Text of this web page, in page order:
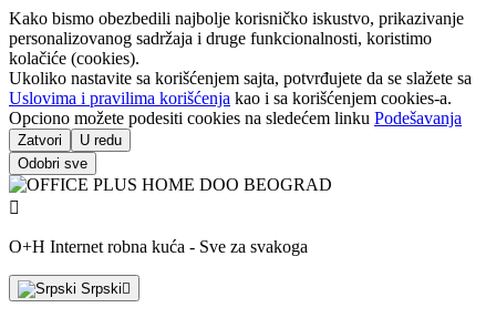
Kako bismo obezbedili najbolje korisničko iskustvo, prikazivanje
personalizovanog sadržaja i druge funkcionalnosti, koristimo
kolačiće (cookies).
Ukoliko nastavite sa korišćenjem sajta, potvrđujete da se slažete sa
Uslovima i pravilima korišćenja kao i sa korišćenjem cookies-a.
Opciono možete podesiti cookies na sledećem linku Podešavanja
Zatvori
U redu
Odobri sve

O+H Internet robna kuća - Sve za svakoga
Srpski 